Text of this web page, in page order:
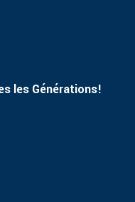
les Générations!